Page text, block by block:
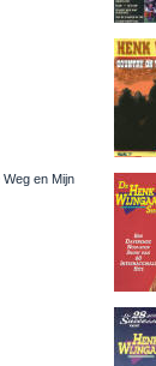
en Mijn